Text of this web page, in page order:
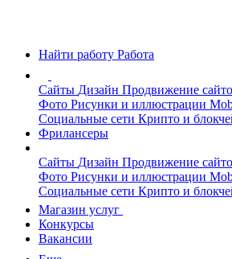
Найти работу Работа
Сайты Дизайн Продвижение
Фото Рисунки и иллюстрации
Социальные сети Крипто и
Фрилансеры
Сайты Дизайн Продвижение
Фото Рисунки и иллюстрации
Социальные сети Крипто и
Магазин услуг
Конкурсы
Вакансии